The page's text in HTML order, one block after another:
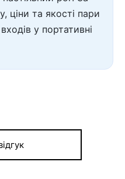
ціни та якості пари
у портативні